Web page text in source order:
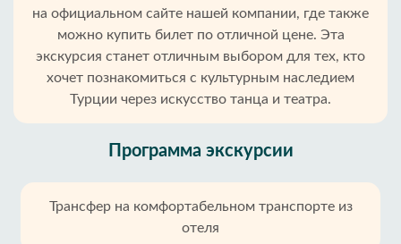
на официальном сайте нашей компании, где также
можно купить билет по отличной цене. Эта
экскурсия станет отличным выбором для тех, кто
хочет познакомиться с культурным наследием
Турции через искусство танца и театра.
Программа экскурсии
Трансфер на комфортабельном транспорте из
отеля